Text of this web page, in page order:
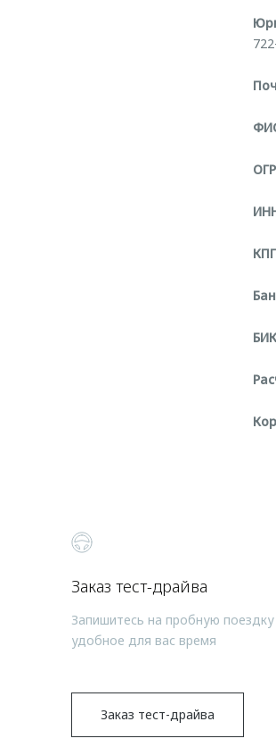
Заказ тест-драйва
Запишитесь на пробную поездку
удобное для вас время
Заказ тест-драйва